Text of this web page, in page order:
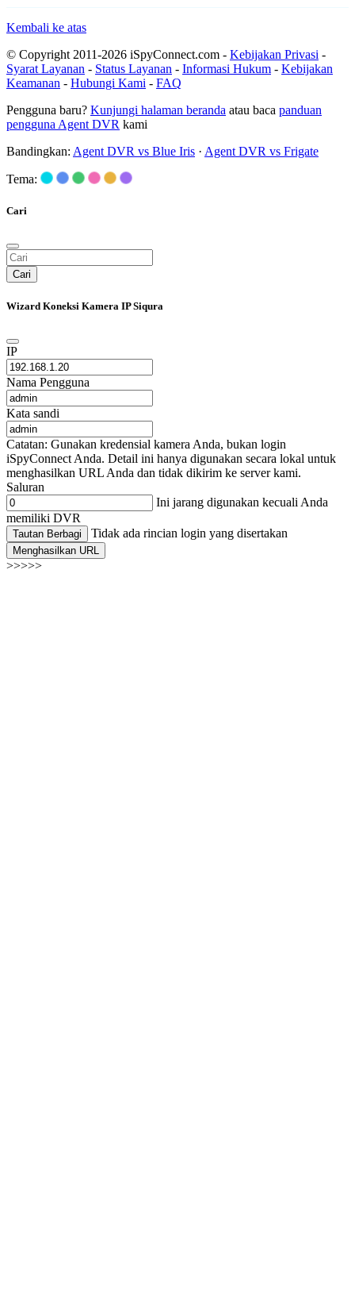
Kembali ke atas
© Copyright 2011-2026 iSpyConnect.com - Kebijakan Privasi -
Syarat Layanan - Status Layanan - Informasi Hukum - Kebijakan
Keamanan - Hubungi Kami - FAQ
Pengguna baru? Kunjungi halaman beranda atau baca panduan
pengguna Agent DVR kami
Bandingkan: Agent DVR vs Blue Iris · Agent DVR vs Frigate
Tema:
Cari
Cari
Wizard Koneksi Kamera IP Siqura
IP
Nama Pengguna
Kata sandi
Catatan: Gunakan kredensial kamera Anda, bukan login
iSpyConnect Anda. Detail ini hanya digunakan secara lokal untuk
menghasilkan URL Anda dan tidak dikirim ke server kami.
Saluran
Ini jarang digunakan kecuali Anda
memiliki DVR
Tautan Berbagi Tidak ada rincian login yang disertakan
Menghasilkan URL
>>>>>